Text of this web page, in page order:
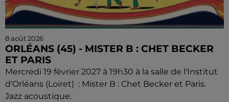
8 août 2026
ORLÉANS (45) - MISTER B : CHET BECKER
ET PARIS
Mercredi 19 février 2027 à 19h30 à la salle de l'Institut
d'Orléans (Loiret) : Mister B : Chet Becker et Paris.
Jazz acoustique.